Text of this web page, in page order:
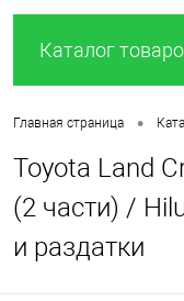
Каталог
Главная страница •
Toyota Land
(2 части) /
и раздатки